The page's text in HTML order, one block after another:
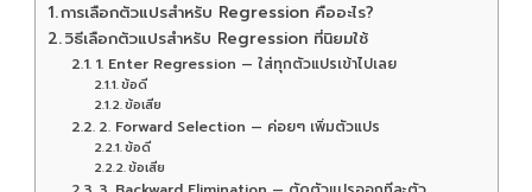
การเลือกตัวแปรสำหรับ Regression คืออะไร?
วิธีเลือกตัวแปรสำหรับ Regression ที่นิยมใช้
1. Enter Regression — ใส่ทุกตัวแปรเข้าไปเลย
ข้อดี
ข้อเสีย
2. Forward Selection — ค่อยๆ เพิ่มตัวแปร
ข้อดี
ข้อเสีย